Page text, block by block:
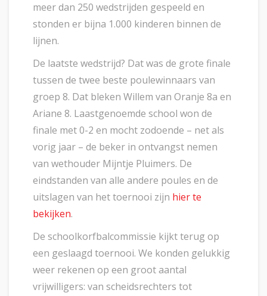
meer dan 250 wedstrijden gespeeld en
stonden er bijna 1.000 kinderen binnen de
lijnen.
De laatste wedstrijd? Dat was de grote finale
tussen de twee beste poulewinnaars van
groep 8. Dat bleken Willem van Oranje 8a en
Ariane 8. Laastgenoemde school won de
finale met 0-2 en mocht zodoende – net als
vorig jaar – de beker in ontvangst nemen
van wethouder Mijntje Pluimers. De
eindstanden van alle andere poules en de
uitslagen van het toernooi zijn hier te
bekijken.
De schoolkorfbalcommissie kijkt terug op
een geslaagd toernooi. We konden gelukkig
weer rekenen op een groot aantal
vrijwilligers: van scheidsrechters tot